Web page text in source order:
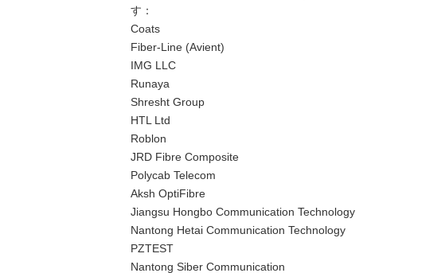
す：
Coats
Fiber-Line (Avient)
IMG LLC
Runaya
Shresht Group
HTL Ltd
Roblon
JRD Fibre Composite
Polycab Telecom
Aksh OptiFibre
Jiangsu Hongbo Communication Technology
Nantong Hetai Communication Technology
PZTEST
Nantong Siber Communication